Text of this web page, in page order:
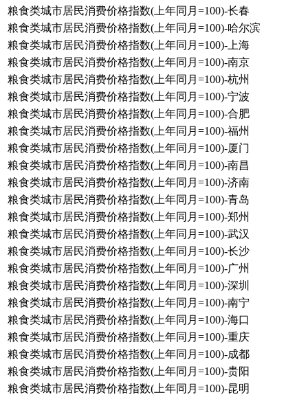
粮食类城市居民消费价格指数(上年同月=100)-长春
粮食类城市居民消费价格指数(上年同月=100)-哈尔滨
粮食类城市居民消费价格指数(上年同月=100)-上海
粮食类城市居民消费价格指数(上年同月=100)-南京
粮食类城市居民消费价格指数(上年同月=100)-杭州
粮食类城市居民消费价格指数(上年同月=100)-宁波
粮食类城市居民消费价格指数(上年同月=100)-合肥
粮食类城市居民消费价格指数(上年同月=100)-福州
粮食类城市居民消费价格指数(上年同月=100)-厦门
粮食类城市居民消费价格指数(上年同月=100)-南昌
粮食类城市居民消费价格指数(上年同月=100)-济南
粮食类城市居民消费价格指数(上年同月=100)-青岛
粮食类城市居民消费价格指数(上年同月=100)-郑州
粮食类城市居民消费价格指数(上年同月=100)-武汉
粮食类城市居民消费价格指数(上年同月=100)-长沙
粮食类城市居民消费价格指数(上年同月=100)-广州
粮食类城市居民消费价格指数(上年同月=100)-深圳
粮食类城市居民消费价格指数(上年同月=100)-南宁
粮食类城市居民消费价格指数(上年同月=100)-海口
粮食类城市居民消费价格指数(上年同月=100)-重庆
粮食类城市居民消费价格指数(上年同月=100)-成都
粮食类城市居民消费价格指数(上年同月=100)-贵阳
粮食类城市居民消费价格指数(上年同月=100)-昆明